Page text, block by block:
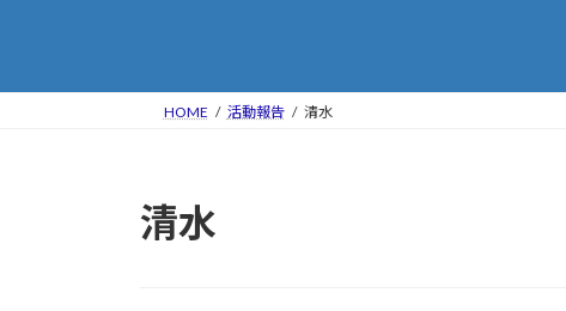
プ
動
HOME 活動報告 清水
清水